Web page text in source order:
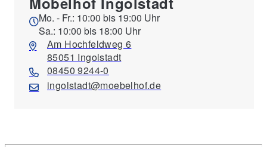
Mo. - Fr.: 10:00 bis 19:00 Uhr
Sa.: 10:00 bis 18:00 Uhr
Am Hochfeldweg 6
85051 Ingolstadt
08450 9244-0
ingolstadt@moebelhof.de